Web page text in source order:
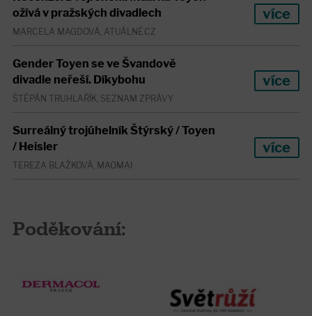
ožívá v pražských divadlech
MARCELA MAGDOVÁ, ATUÁLNĚ.CZ
více
Gender Toyen se ve Švandově
divadle neřeší. Díkybohu
ŠTĚPÁN TRUHLAŘÍK, SEZNAM ZPRÁVY
více
Surreálný trojúhelník Štýrský / Toyen
/ Heisler
TEREZA BLAŽKOVÁ, MAOMAI
více
Poděkování: